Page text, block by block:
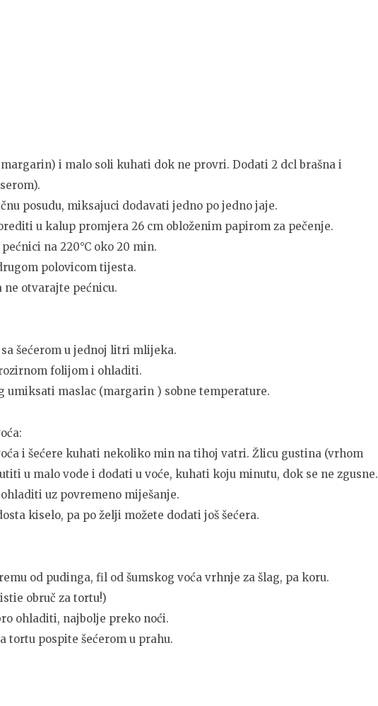
i malo soli kuhati dok ne provri. Dodati 2 dcl brašna i
posudu, miksajuci dodavati jedno po jedno jaje.
u kalup promjera 26 cm obloženim papirom za pečenje.
na 220°C oko 20 min.
polovicom tijesta.
otvarajte pećnicu.
šećerom u jednoj litri mlijeka.
folijom i ohladiti.
umiksati maslac (margarin ) sobne temperature.
i šećere kuhati nekoliko min na tihoj vatri. Žlicu gustina (vrhom
u malo vode i dodati u voće, kuhati koju minutu, dok se ne zgusne.
uz povremeno miješanje.
kiselo, pa po želji možete dodati još šećera.
od pudinga, fil od šumskog voća vrhnje za šlag, pa koru.
obruč za tortu!)
ohladiti, najbolje preko noći.
tortu pospite šećerom u prahu.